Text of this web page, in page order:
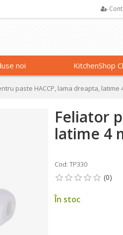
noi KitchenShop
paste HACCP, lama dreapta, latime
Feliator
latime 4
Cod: TP330
În stoc